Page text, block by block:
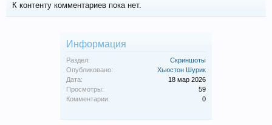
К контенту комментариев пока нет.
Информация
Раздел:
Скриншоты
Опубликовано:
Хьюстон Шурик
Дата:
18 мар 2026
Просмотры:
59
Комментарии:
0